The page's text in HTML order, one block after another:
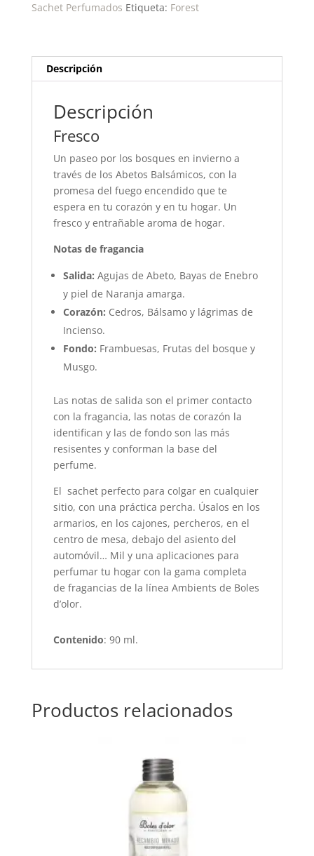
Sachet Perfumados Etiqueta: Forest
Descripción
Descripción
Fresco
Un paseo por los bosques en invierno a
través de los Abetos Balsámicos, con la
promesa del fuego encendido que te
espera en tu corazón y en tu hogar. Un
fresco y entrañable aroma de hogar.
Notas de fragancia
Salida: Agujas de Abeto, Bayas de Enebro
y piel de Naranja amarga.
Corazón: Cedros, Bálsamo y lágrimas de
Incienso.
Fondo: Frambuesas, Frutas del bosque y
Musgo.
Las notas de salida son el primer contacto
con la fragancia, las notas de corazón la
identifican y las de fondo son las más
resisentes y conforman la base del
perfume.
El sachet perfecto para colgar en cualquier
sitio, con una práctica percha. Úsalos en los
armarios, en los cajones, percheros, en el
centro de mesa, debajo del asiento del
automóvil… Mil y una aplicaciones para
perfumar tu hogar con la gama completa
de fragancias de la línea Ambients de Boles
d’olor.
Contenido: 90 ml.
Productos relacionados